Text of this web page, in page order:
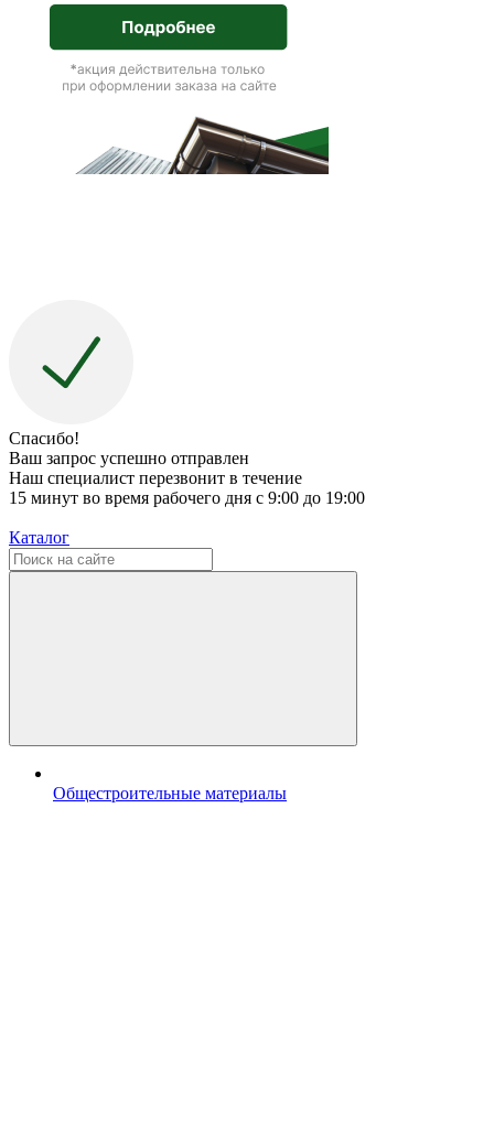
Спасибо!
Ваш запрос успешно отправлен
Наш специалист перезвонит в течение
15 минут во время рабочего дня с 9:00 до 19:00
Каталог
Общестроительные материалы